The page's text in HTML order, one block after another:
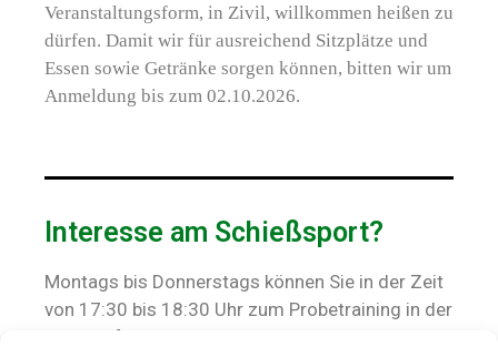
Veranstaltungsform, in Zivil, willkommen heißen zu
dürfen. Damit wir für ausreichend Sitzplätze und
Essen sowie Getränke sorgen können, bitten wir um
Anmeldung bis zum 02.10.2026.
Interesse am Schießsport?
Montags bis Donnerstags können Sie in der Zeit
von 17:30 bis 18:30 Uhr zum Probetraining in der
Frohnhofstraße 111, nach vorheriger